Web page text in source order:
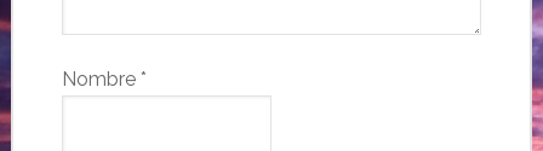
Nombre *